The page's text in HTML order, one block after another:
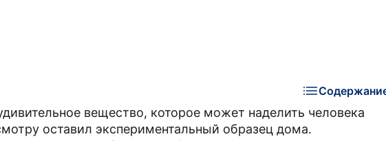
вещество, которое может наделить человека
оставил экспериментальный образец дома.